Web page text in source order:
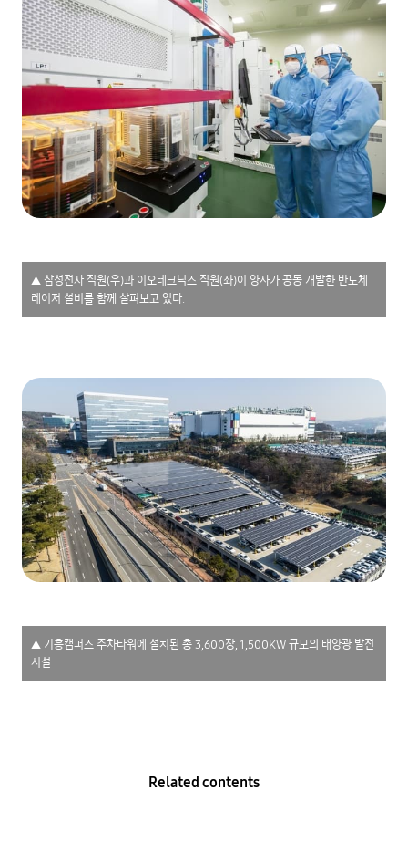
▲ 삼성전자 직원(우)과 이오테크닉스 직원(좌)이 양사가 공동 개발한 반도체
레이저 설비를 함께 살펴보고 있다.
▲ 기흥캠퍼스 주차타워에 설치된 총 3,600장, 1,500KW 규모의 태양광 발전
시설
Related contents